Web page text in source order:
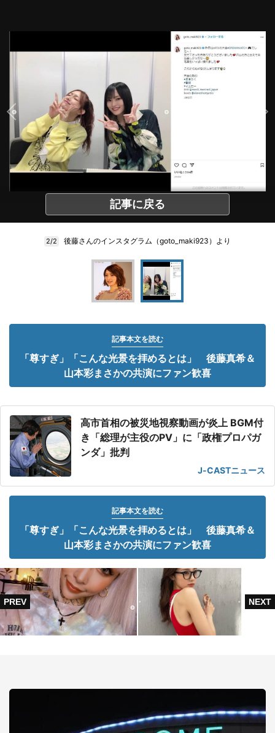
記事に戻る
2/2 後藤さんのインスタグラム（goto_maki923）より
記事本文を読む
「尊すぎ」「こんな光景を拝めるとは」 後藤真希＆
山本彩まさかの共演にファン歓喜
高市首相の被災地視察動画が炎上 BGM付
き「総理が主役のPV」に「政権プロパガ
ンダ」批判
J-CASTニュース
記事本文を読む
「尊すぎ」「こんな光景を拝めるとは」 後藤真希＆
山本彩まさかの共演にファン歓喜